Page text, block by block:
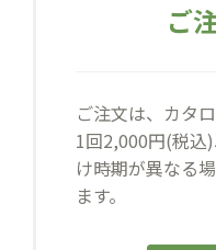
ご
ご注文は、カタ
1回2,000円(税込
け時期が異なる
ます。